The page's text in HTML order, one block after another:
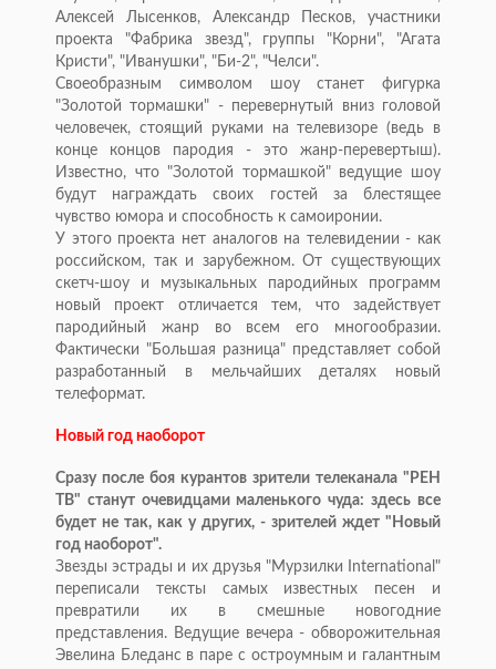
Алексей Лысенков, Александр Песков, участники
проекта "Фабрика звезд", группы "Корни", "Агата
Кристи", "Иванушки", "Би-2", "Челси".
Своеобразным символом шоу станет фигурка
"Золотой тормашки" - перевернутый вниз головой
человечек, стоящий руками на телевизоре (ведь в
конце концов пародия - это жанр-перевертыш).
Известно, что "Золотой тормашкой" ведущие шоу
будут награждать своих гостей за блестящее
чувство юмора и способность к самоиронии.
У этого проекта нет аналогов на телевидении - как
российском, так и зарубежном. От существующих
скетч-шоу и музыкальных пародийных программ
новый проект отличается тем, что задействует
пародийный жанр во всем его многообразии.
Фактически "Большая разница" представляет собой
разработанный в мельчайших деталях новый
телеформат.
Новый год наоборот
Сразу после боя курантов зрители телеканала "РЕН
ТВ" станут очевидцами маленького чуда: здесь все
будет не так, как у других, - зрителей ждет "Новый
год наоборот".
Звeзды эстрады и их друзья "Мурзилки International"
переписали тексты самых известных песен и
превратили их в смешные новогодние
представления. Ведущие вечера - обворожительная
Эвелина Блeданс в паре с остроумным и галантным